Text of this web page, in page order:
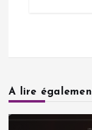
A lire